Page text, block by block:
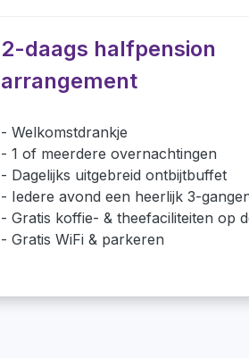
2-daags halfpension
arrangement
Welkomstdrankje
1 of meerdere overnachtingen
Dagelijks uitgebreid ontbijtbuffet
Iedere avond een heerlijk 3-
Gratis koffie- & theefaciliteiten op
Gratis WiFi & parkeren